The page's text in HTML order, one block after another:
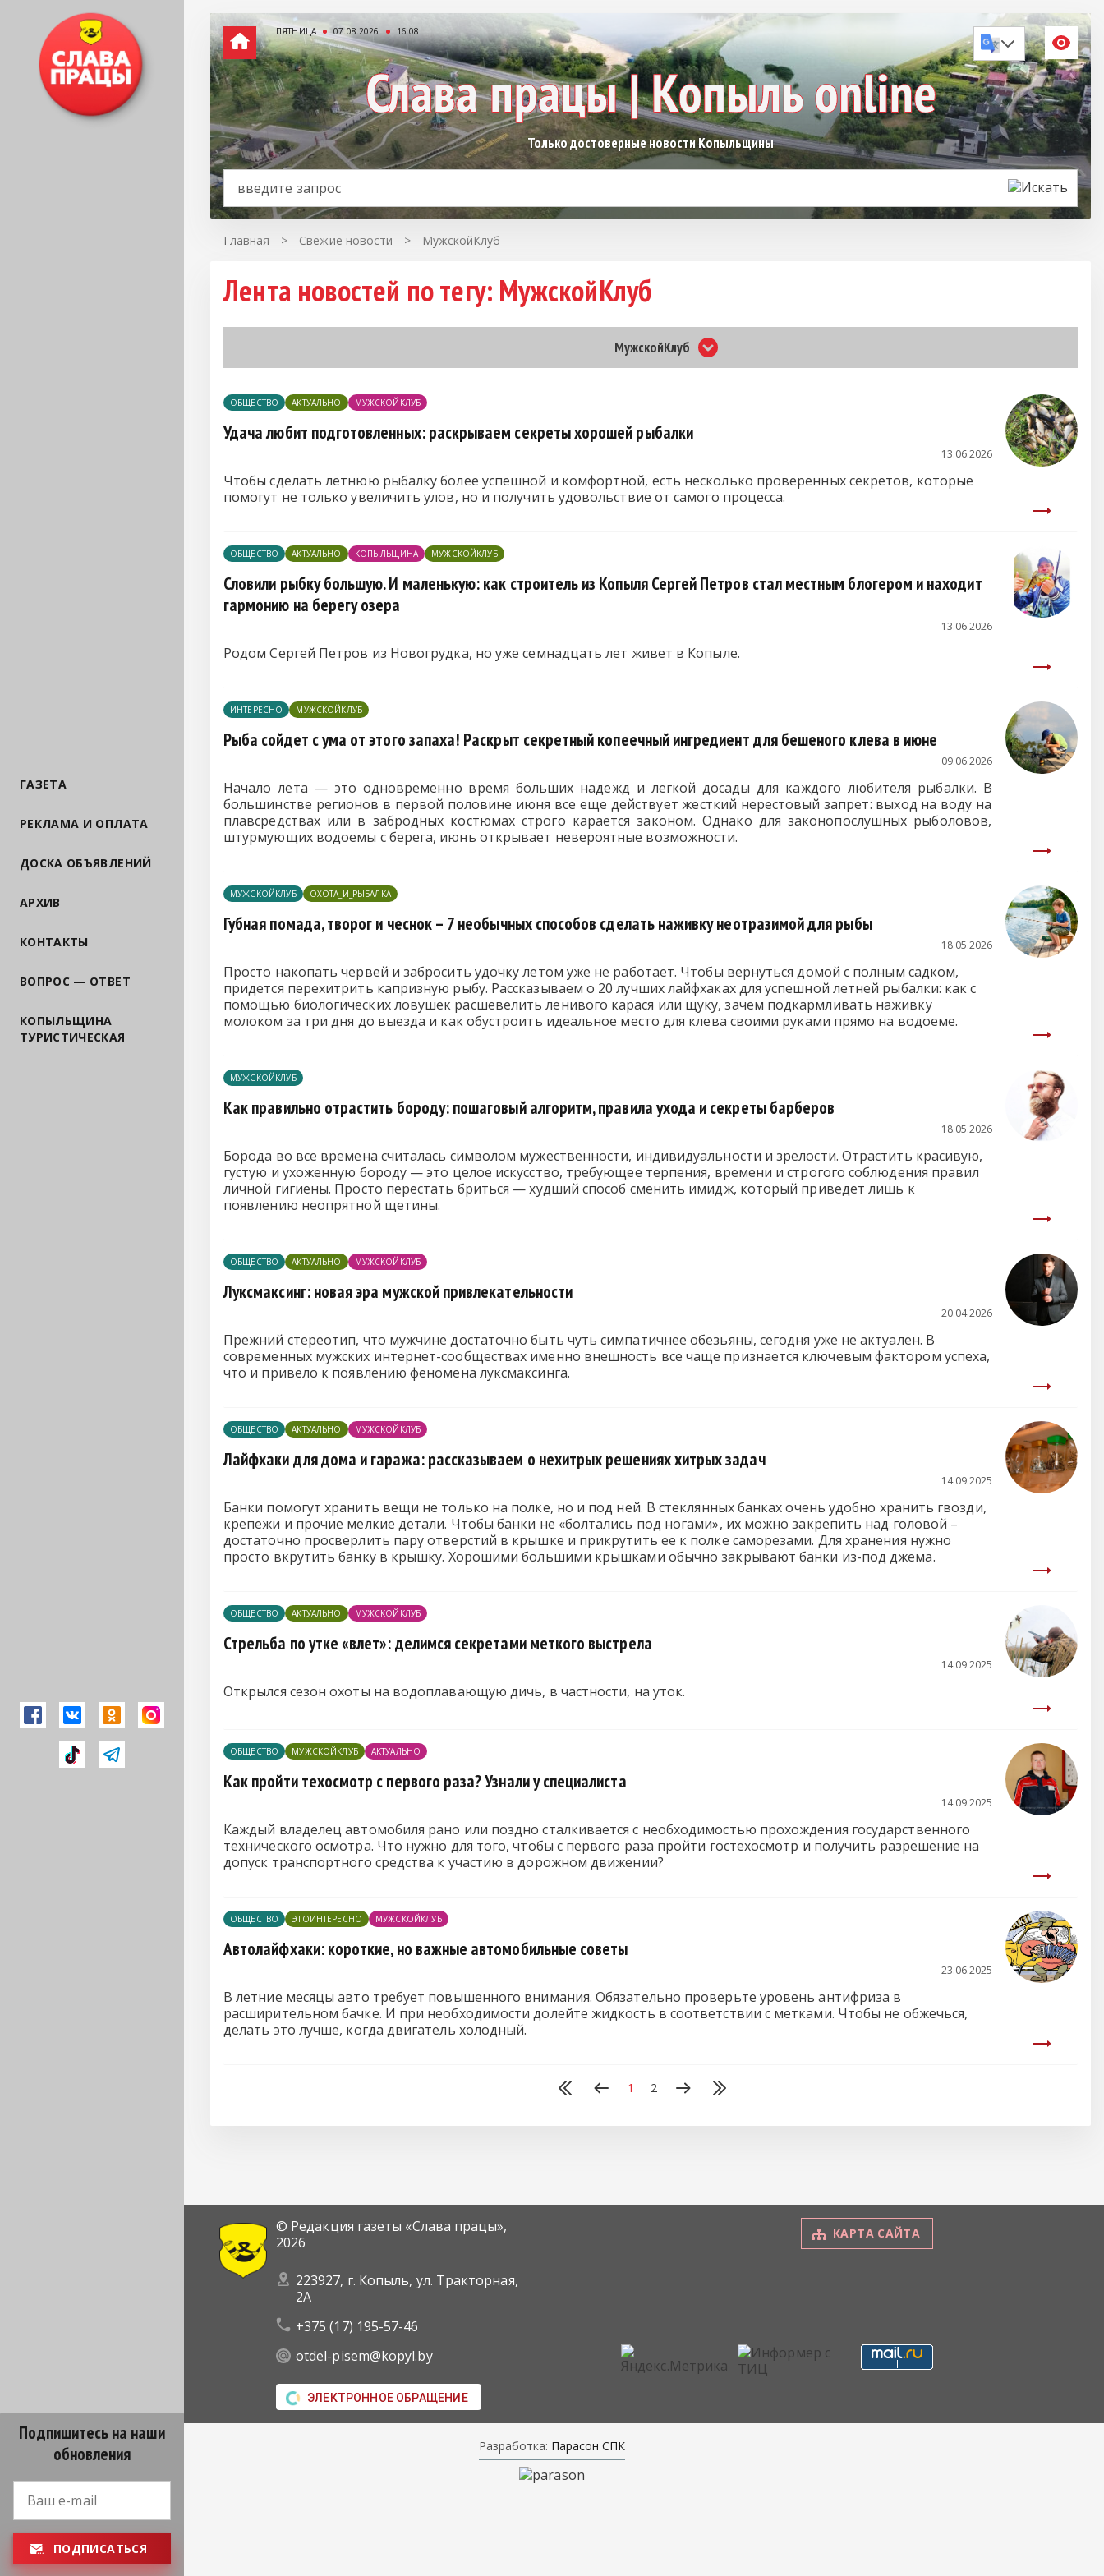
ГАЗЕТА
РЕКЛАМА И ОПЛАТА
ДОСКА ОБЪЯВЛЕНИЙ
АРХИВ
КОНТАКТЫ
ВОПРОС — ОТВЕТ
КОПЫЛЬЩИНА
ТУРИСТИЧЕСКАЯ
Подпишитесь на наши
обновления
ПОДПИСАТЬСЯ
ПЯТНИЦА 07.08.2026 16:08
Только достоверные новости Копыльщины
Главная > Свежие новости > МужскойКлуб
Лента новостей по тегу: МужскойКлуб
МужскойКлуб
ОБЩЕСТВО АКТУАЛЬНО МУЖСКОЙКЛУБ
Удача любит подготовленных: раскрываем секреты хорошей рыбалки
13.06.2026
Чтобы сделать летнюю рыбалку более успешной и комфортной, есть несколько проверенных секретов, которые
помогут не только увеличить улов, но и получить удовольствие от самого процесса.
ОБЩЕСТВО АКТУАЛЬНО КОПЫЛЬЩИНА МУЖСКОЙКЛУБ
Словили рыбку большую. И маленькую: как строитель из Копыля Сергей Петров стал местным блогером и находит
гармонию на берегу озера
13.06.2026
Родом Сергей Петров из Новогрудка, но уже семнадцать лет живет в Копыле.
ИНТЕРЕСНО МУЖСКОЙКЛУБ
Рыба сойдет с ума от этого запаха! Раскрыт секретный копеечный ингредиент для бешеного клева в июне
09.06.2026
Начало лета — это одновременно время больших надежд и легкой досады для каждого любителя рыбалки. В
большинстве регионов в первой половине июня все еще действует жесткий нерестовый запрет: выход на воду на
плавсредствах или в забродных костюмах строго карается законом. Однако для законопослушных рыболовов,
штурмующих водоемы с берега, июнь открывает невероятные возможности.
МУЖСКОЙКЛУБ ОХОТА_И_РЫБАЛКА
Губная помада, творог и чеснок – 7 необычных способов сделать наживку неотразимой для рыбы
18.05.2026
Просто накопать червей и забросить удочку летом уже не работает. Чтобы вернуться домой с полным садком,
придется перехитрить капризную рыбу. Рассказываем о 20 лучших лайфхаках для успешной летней рыбалки: как с
помощью биологических ловушек расшевелить ленивого карася или щуку, зачем подкармливать наживку
молоком за три дня до выезда и как обустроить идеальное место для клева своими руками прямо на водоеме.
МУЖСКОЙКЛУБ
Как правильно отрастить бороду: пошаговый алгоритм, правила ухода и секреты барберов
18.05.2026
Борода во все времена считалась символом мужественности, индивидуальности и зрелости. Отрастить красивую,
густую и ухоженную бороду — это целое искусство, требующее терпения, времени и строгого соблюдения правил
личной гигиены. Просто перестать бриться — худший способ сменить имидж, который приведет лишь к
появлению неопрятной щетины.
ОБЩЕСТВО АКТУАЛЬНО МУЖСКОЙКЛУБ
Луксмаксинг: новая эра мужской привлекательности
20.04.2026
Прежний стереотип, что мужчине достаточно быть чуть симпатичнее обезьяны, сегодня уже не актуален. В
современных мужских интернет-сообществах именно внешность все чаще признается ключевым фактором успеха,
что и привело к появлению феномена луксмаксинга.
ОБЩЕСТВО АКТУАЛЬНО МУЖСКОЙКЛУБ
Лайфхаки для дома и гаража: рассказываем о нехитрых решениях хитрых задач
14.09.2025
Банки помогут хранить вещи не только на полке, но и под ней. В стеклянных банках очень удобно хранить гвозди,
крепежи и прочие мелкие детали. Чтобы банки не «болтались под ногами», их можно закрепить над головой –
достаточно просверлить пару отверстий в крышке и прикрутить ее к полке саморезами. Для хранения нужно
просто вкрутить банку в крышку. Хорошими большими крышками обычно закрывают банки из-под джема.
ОБЩЕСТВО АКТУАЛЬНО МУЖСКОЙКЛУБ
Стрельба по утке «влет»: делимся секретами меткого выстрела
14.09.2025
Открылся сезон охоты на водоплавающую дичь, в частности, на уток.
ОБЩЕСТВО МУЖСКОЙКЛУБ АКТУАЛЬНО
Как пройти техосмотр с первого раза? Узнали у специалиста
14.09.2025
Каждый владелец автомобиля рано или поздно сталкивается с необходимостью прохождения государственного
технического осмотра. Что нужно для того, чтобы с первого раза пройти гостехосмотр и получить разрешение на
допуск транспортного средства к участию в дорожном движении?
ОБЩЕСТВО ЭТОИНТЕРЕСНО МУЖСКОЙКЛУБ
Автолайфхаки: короткие, но важные автомобильные советы
23.06.2025
В летние месяцы авто требует повышенного внимания. Обязательно проверьте уровень антифриза в
расширительном бачке. И при необходимости долейте жидкость в соответствии с метками. Чтобы не обжечься,
делать это лучше, когда двигатель холодный.
1 2
© Редакция газеты «Слава працы»,
2026
223927, г. Копыль, ул. Тракторная,
2А
+375 (17) 195-57-46
otdel-pisem@kopyl.by
ЭЛЕКТРОННОЕ ОБРАЩЕНИЕ
КАРТА САЙТА
Разработка: Парасон СПК